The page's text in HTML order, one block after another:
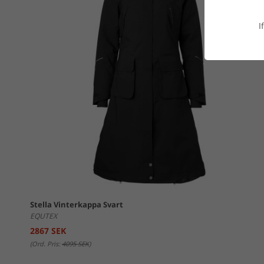
När det blir kallare ute, är ett högpresterande andra
närmast kroppen; överskottsvärme och fukt
Skyddar dig mot vind, regn och kyla samtidigt som
med hjälp av ventilationsöppningar och/eller
Stella Vinterkappa Svart
EQUTEX
2867 SEK
(Ord. Pris: 4095 SEK)